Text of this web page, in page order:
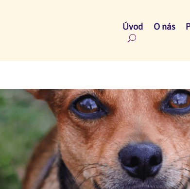
Úvod O nás